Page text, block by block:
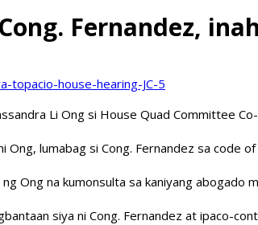
Fernandez,
Li Ong si House Quad Committee
Ong, lumabag si Cong. Fernandez sa code
Ong na kumonsulta sa kaniyang abogado
siya ni Cong. Fernandez at ipaco-